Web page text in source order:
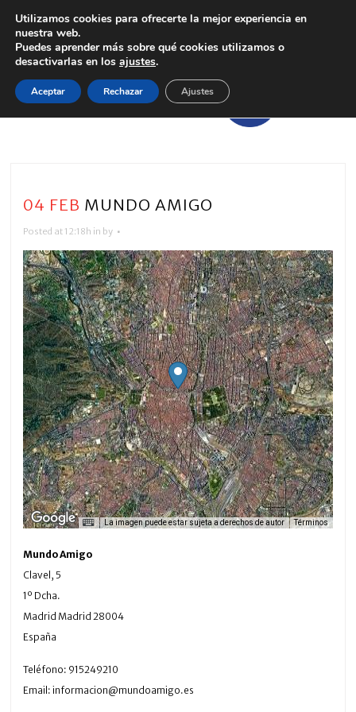
04 FEB MUNDO AMIGO
Posted at 12:18h in by
La imagen puede estar sujeta a derechos de autor Términos
Mundo Amigo
Clavel, 5
1º Dcha.
Madrid Madrid28004
España
Teléfono: 915249210
Email:informacion@mundoamigo.es
Utilizamos cookies para ofrecerte la mejor experiencia en
nuestra web.
Puedes aprender más sobre qué cookies utilizamos o
desactivarlas en los ajustes.
Aceptar Rechazar Ajustes